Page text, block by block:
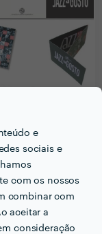
e
sociais e
com os nossos
combinar com
aceitar a
consideração